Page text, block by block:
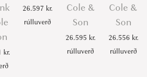
kr.
26.597 kr.
rúlluverð
Cole &
Son
26.595 kr.
rúlluverð
Cole &
Son
26.556 kr.
rúlluverð